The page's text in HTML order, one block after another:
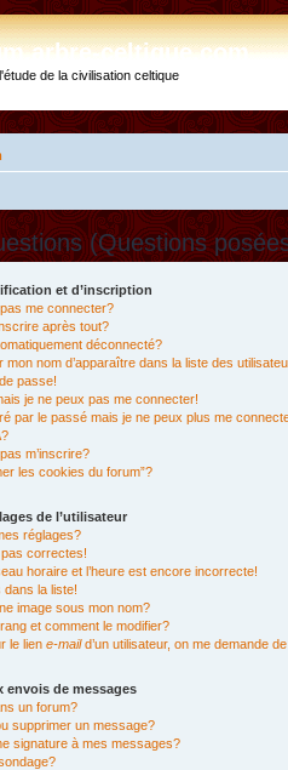
celtique.com
de la civilisation celtique
(Questions
et d’inscription
me connecter?
après tout?
déconnecté?
mon nom d’apparaître dans la liste des
passe!
je ne peux pas me connecter!
par le passé mais je ne peux plus me
m’inscrire?
les cookies du forum”?
de l’utilisateur
réglages?
correctes!
horaire et l’heure est encore incorrecte!
dans la liste!
image sous mon nom?
et comment le modifier?
le lien e-maild’un utilisateur, on me demande
envois de messages
un forum?
supprimer un message?
signature à mes messages?